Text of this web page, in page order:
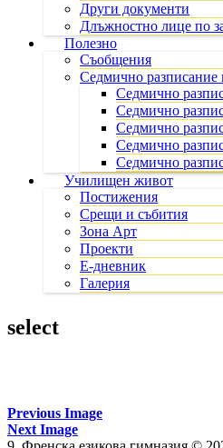
Други документи
Длъжностно лице по
Полезно
Съобщения
Седмично разписание
Седмично
Седмично
Седмично
Седмично
Седмично
Училищен живот
Постижения
Срещи и събития
Зона Арт
Проекти
Е-дневник
Галерия
select
Previous Image
Next Image